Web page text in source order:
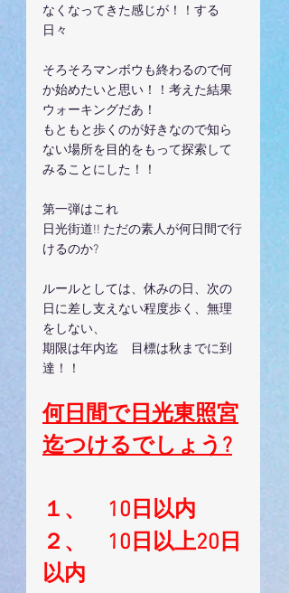
なくなってきた感じが！！する
日々
そろそろマンボウも終わるので何
か始めたいと思い！！考えた結果
ウォーキングだあ！
もともと歩くのが好きなので知ら
ない場所を目的をもって探索して
みることにした！！
第一弾はこれ
日光街道!! ただの素人が何日間で行
けるのか?
ルールとしては、休みの日、次の
日に差し支えない程度歩く、無理
をしない、
期限は年内迄　目標は秋までに到
達！！
何日間で日光東照宮
迄つけるでしょう?
１、　10日以内
２、　10日以上20日
以内